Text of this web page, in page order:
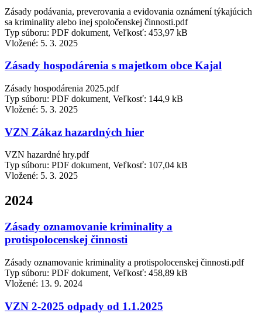
Zásady podávania, preverovania a evidovania oznámení týkajúcich
sa kriminality alebo inej spoločenskej činnosti.pdf
Typ súboru: PDF dokument, Veľkosť: 453,97 kB
Vložené: 5. 3. 2025
Zásady hospodárenia s majetkom obce Kajal
Zásady hospodárenia 2025.pdf
Typ súboru: PDF dokument, Veľkosť: 144,9 kB
Vložené: 5. 3. 2025
VZN Zákaz hazardných hier
VZN hazardné hry.pdf
Typ súboru: PDF dokument, Veľkosť: 107,04 kB
Vložené: 5. 3. 2025
2024
Zásady oznamovanie kriminality a
protispolocenskej činnosti
Zásady oznamovanie kriminality a protispolocenskej činnosti.pdf
Typ súboru: PDF dokument, Veľkosť: 458,89 kB
Vložené: 13. 9. 2024
VZN 2-2025 odpady od 1.1.2025